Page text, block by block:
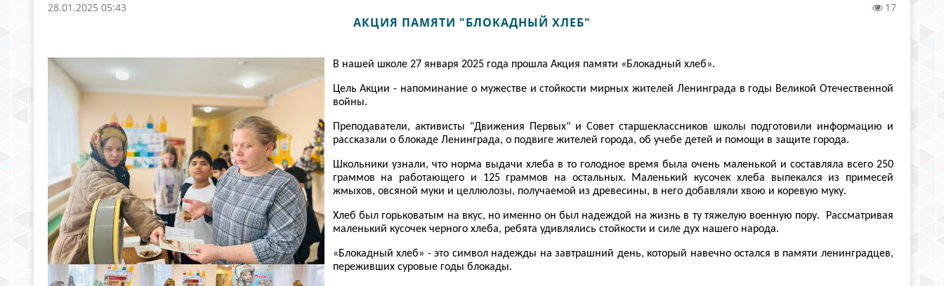
28.01.2025 05:43 17
АКЦИЯ ПАМЯТИ "БЛОКАДНЫЙ ХЛЕБ"
В нашей школе 27 января 2025 года прошла Акция памяти «Блокадный хлеб».
Цель Акции - напоминание о мужестве и стойкости мирных жителей Ленинграда в годы Великой Отечественной
войны.
Преподаватели, активисты "Движения Первых" и Совет старшеклассников школы подготовили информацию и
рассказали о блокаде Ленинграда, о подвиге жителей города, об учебе детей и помощи в защите города.
Школьники узнали, что норма выдачи хлеба в то голодное время была очень маленькой и составляла всего 250
граммов на работающего и 125 граммов на остальных. Маленький кусочек хлеба выпекался из примесей
жмыхов, овсяной муки и целлюлозы, получаемой из древесины, в него добавляли хвою и коревую муку.
Хлеб был горьковатым на вкус, но именно он был надеждой на жизнь в ту тяжелую военную пору. Рассматривая
маленький кусочек черного хлеба, ребята удивлялись стойкости и силе дух нашего народа.
«Блокадный хлеб» - это символ надежды на завтрашний день, который навечно остался в памяти ленинградцев,
переживших суровые годы блокады.